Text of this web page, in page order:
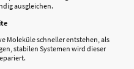
ausgleichen.
Moleküle schneller entstehen, als
stabilen Systemen wird dieser